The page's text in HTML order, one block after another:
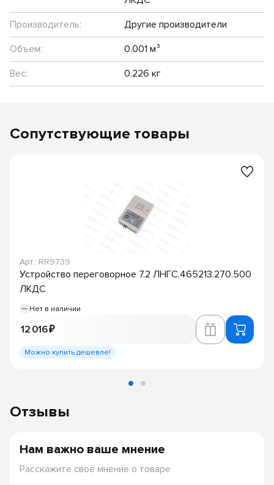
Производитель:
Другие производители
Объем:
0.001 м³
Вес:
0.226 кг
Сопутствующие товары
Арт.: RR9739
Устройство переговорное 7.2 ЛНГС.465213.270.500
ЛКДС
Нет в наличии
12 016 ₽
Можно купить дешевле!
Отзывы
Нам важно ваше мнение
Расскажите своё мнение о товаре